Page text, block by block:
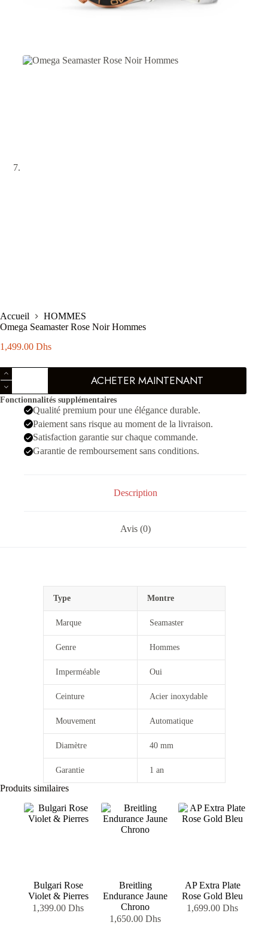
Accueil
HOMMES
Omega Seamaster Rose Noir Hommes
1,499.00 Dhs
quantité
de
Omega
Seamaster
Hommes
ACHETER MAINTENANT
Fonctionnalités supplémentaires
Qualité premium pour une élégance durable.
Paiement sans risque au moment de la livraison.
Satisfaction garantie sur chaque commande.
Garantie de remboursement sans conditions.
Description
Avis (0)
Type Montre
Marque Seamaster
Genre Hommes
Imperméable Oui
Ceinture Acier inoxydable
Mouvement Automatique
Diamètre 40 mm
Garantie 1 an
Produits similaires
Bulgari Rose
Violet & Pierres
1,399.00Dhs
Breitling
Endurance Jaune
Chrono
1,650.00Dhs
AP Extra Plate
Rose Gold Bleu
1,699.00Dhs